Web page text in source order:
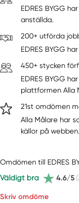
EDRES BYGG
anställda.
200+ utförda
EDRES BYGG
450+ stycken
EDRES BYGG
plattformen Alla
21st omdömen
Alla Målare har
källor på webben.
Omdömen till EDRES
Väldigt bra
4.6/5
Skriv omdöme